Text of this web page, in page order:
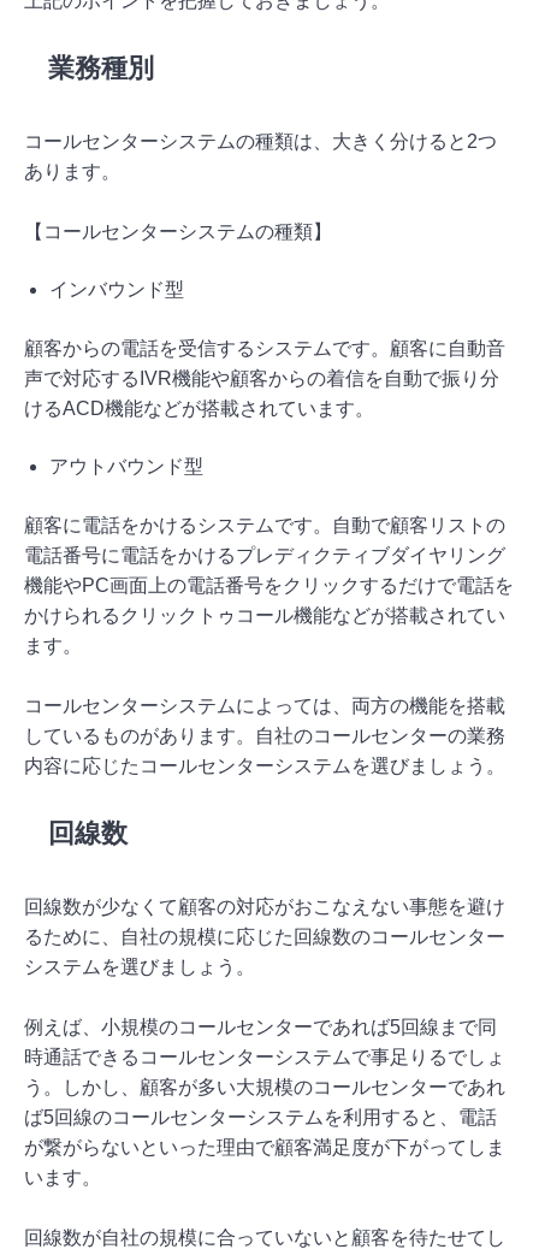
業務種別
コールセンターシステムの種類は、大きく分けると2つ
あります。
【コールセンターシステムの種類】
インバウンド型
顧客からの電話を受信するシステムです。顧客に自動音
声で対応するIVR機能や顧客からの着信を自動で振り分
けるACD機能などが搭載されています。
アウトバウンド型
顧客に電話をかけるシステムです。自動で顧客リストの
電話番号に電話をかけるプレディクティブダイヤリング
機能やPC画面上の電話番号をクリックするだけで電話を
かけられるクリックトゥコール機能などが搭載されてい
ます。
コールセンターシステムによっては、両方の機能を搭載
しているものがあります。自社のコールセンターの業務
内容に応じたコールセンターシステムを選びましょう。
回線数
回線数が少なくて顧客の対応がおこなえない事態を避け
るために、自社の規模に応じた回線数のコールセンター
システムを選びましょう。
例えば、小規模のコールセンターであれば5回線まで同
時通話できるコールセンターシステムで事足りるでしょ
う。しかし、顧客が多い大規模のコールセンターであれ
ば5回線のコールセンターシステムを利用すると、電話
が繋がらないといった理由で顧客満足度が下がってしま
います。
回線数が自社の規模に合っていないと顧客を待たせてし